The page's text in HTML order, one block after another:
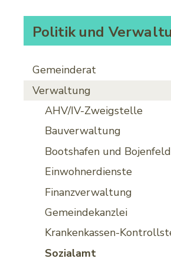
Subnavigation
Politik und
Gemeinderat
Verwaltung
AHV/IV-Zweigstelle
Bauverwaltung
Bootshafen und Bojenfeld
Einwohnerdienste
Finanzverwaltung
Gemeindekanzlei
Krankenkassen-
Sozialamt